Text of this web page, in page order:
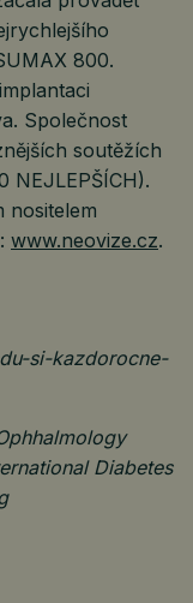
800.
Společnost
soutěžích
NEJLEPŠÍCH).
nositelem
www.neovize.cz.
si-kazdorocne-
Diabetes